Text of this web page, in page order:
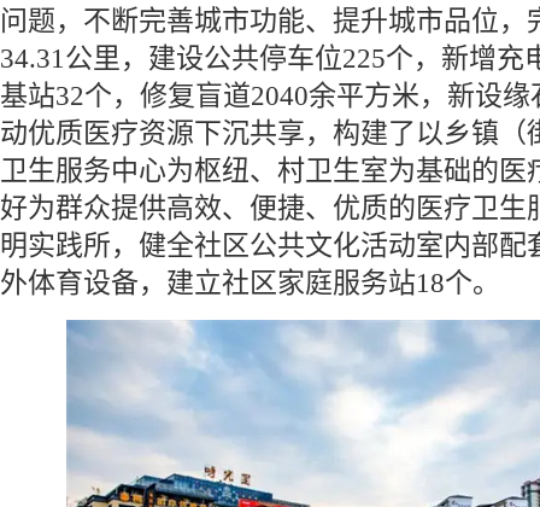
问题，不断完善城市功能、提升城市品位，
34.31公里，建设公共停车位225个，新增充
基站32个，修复盲道2040余平方米，新设
动优质医疗资源下沉共享，构建了以乡镇（
卫生服务中心为枢纽、村卫生室为基础的医
好为群众提供高效、便捷、优质的医疗卫生
明实践所，健全社区公共文化活动室内部配
外体育设备，建立社区家庭服务站18个。